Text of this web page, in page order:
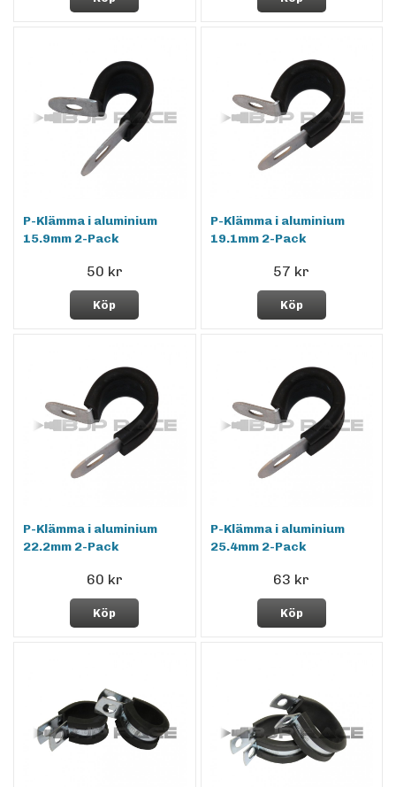
P-Klämma i aluminium
15.9mm 2-Pack
50 kr
Köp
P-Klämma i aluminium
19.1mm 2-Pack
57 kr
Köp
P-Klämma i aluminium
22.2mm 2-Pack
60 kr
Köp
P-Klämma i aluminium
25.4mm 2-Pack
63 kr
Köp